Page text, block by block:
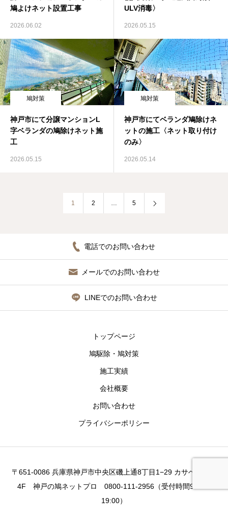
鳩よけネット設置工事
2026.06.02
ULV消毒〉
2026.05.15
鳩対策
神戸市にて分譲マンションL
字ベランダの鳩除けネット施
工
2026.05.15
鳩対策
神戸市にてベランダ鳩除けネ
ットの施工〈ネット取り付け
のみ〉
2026.05.14
1 2 5
電話でのお問い合わせ
メールでのお問い合わせ
LINEでのお問い合わせ
トップページ
鳩駆除・鳩対策
施工実績
会社概要
お問い合わせ
プライバシーポリシー
〒651-0086 兵庫県神戸市中央区磯上通8丁目1−29 カサベラビル
4F 神戸の鳩ネットプロ 0800-111-2956（受付時間9:00～
19:00）